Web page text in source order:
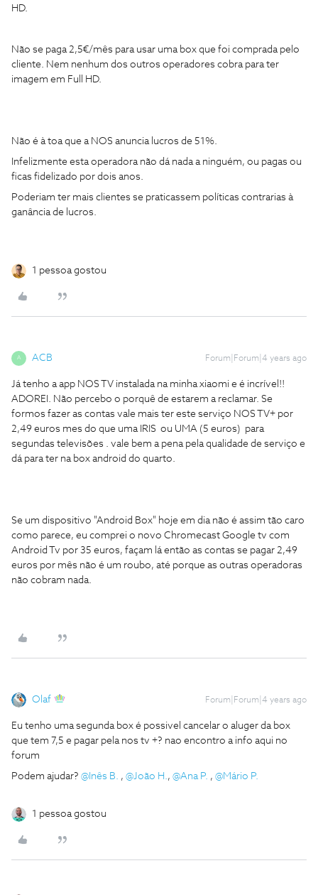
HD.
Não se paga 2,5€/mês para usar uma box que foi comprada pelo
cliente. Nem nenhum dos outros operadores cobra para ter
imagem em Full HD.
Não é à toa que a NOS anuncia lucros de 51%.
Infelizmente esta operadora não dá nada a ninguém, ou pagas ou
ficas fidelizado por dois anos.
Poderiam ter mais clientes se praticassem políticas contrarias à
ganância de lucros.
1 pessoa gostou
A ACB Forum|Forum|4 years ago
Já tenho a app NOS TV instalada na minha xiaomi e é incrível!!
ADOREI. Não percebo o porquê de estarem a reclamar. Se
formos fazer as contas vale mais ter este serviço NOS TV+ por
2,49 euros mes do que uma IRIS ou UMA (5 euros) para
segundas televisões . vale bem a pena pela qualidade de serviço e
dá para ter na box android do quarto.
Se um dispositivo "Android Box" hoje em dia não é assim tão caro
como parece, eu comprei o novo Chromecast Google tv com
Android Tv por 35 euros, façam lá então as contas se pagar 2,49
euros por mês não é um roubo, até porque as outras operadoras
não cobram nada.
Olaf Forum|Forum|4 years ago
Eu tenho uma segunda box é possivel cancelar o aluger da box
que tem 7,5 e pagar pela nos tv +? nao encontro a info aqui no
forum
Podem ajudar? @Inês B. , @João H. , @Ana P. , @Mário P.
1 pessoa gostou